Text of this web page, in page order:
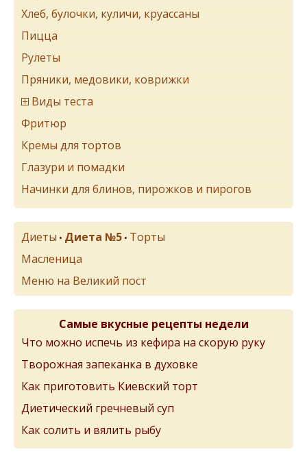
Хлеб, булочки, куличи, круассаны
Пицца
Рулеты
Пряники, медовики, коврижки
Виды теста
Фритюр
Кремы для тортов
Глазури и помадки
Начинки для блинов, пирожков и пирогов
Диеты • Диета №5 • Торты
Масленица
Меню на Великий пост
Самые вкусные рецепты недели
Что можно испечь из кефира на скорую руку
Творожная запеканка в духовке
Как приготовить Киевский торт
Диетический гречневый суп
Как солить и вялить рыбу